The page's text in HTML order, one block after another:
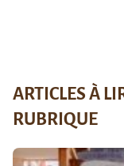
ARTICLES À
RUBRIQUE